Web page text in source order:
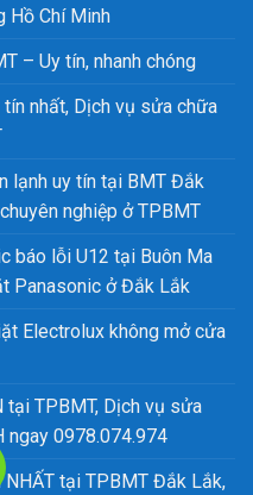
Hồ Chí Minh
– Uy tín, nhanh chóng
nhất, Dịch vụ sửa chữa
lạnh uy tín tại BMT Đắk
nghiệp ở TPBMT
báo lỗi U12 tại Buôn Ma
Panasonic ở Đắk Lắk
Electrolux không mở cửa
tại TPBMT, Dịch vụ sửa
ngay 0978.074.974
tại TPBMT Đắk Lắk,